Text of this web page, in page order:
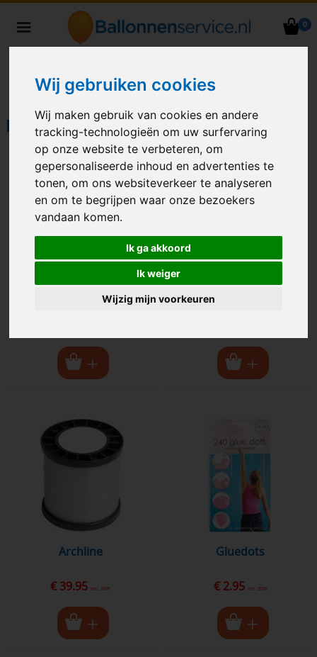
Wij gebruiken cookies
Wij maken gebruik van cookies en andere
tracking-technologieën om uw surfervaring
op onze website te verbeteren, om
gepersonaliseerde inhoud en advertenties te
tonen, om ons websiteverkeer te analyseren
en om te begrijpen waar onze bezoekers
vandaan komen.
Ik ga akkoord
Ik weiger
Wijzig mijn voorkeuren
0
Nederland
DIVERSEN
balloonvine
archline
€ 39.95 excl. BTW
gluedots
€ 2.95 excl. BTW